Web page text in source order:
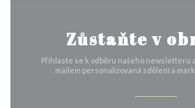
Zůstaňte v
Přihlaste se k odběru našeho newsletteru
mailem personalizovaná sdělení a